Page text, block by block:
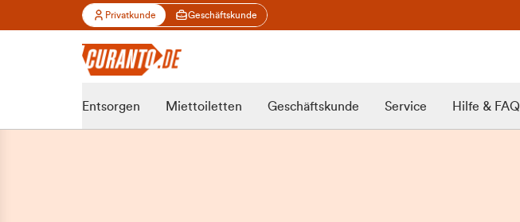
Privatkunde Geschäftskunde
Entsorgen Miettoiletten Geschäftskunde Service Hilfe & FAQ